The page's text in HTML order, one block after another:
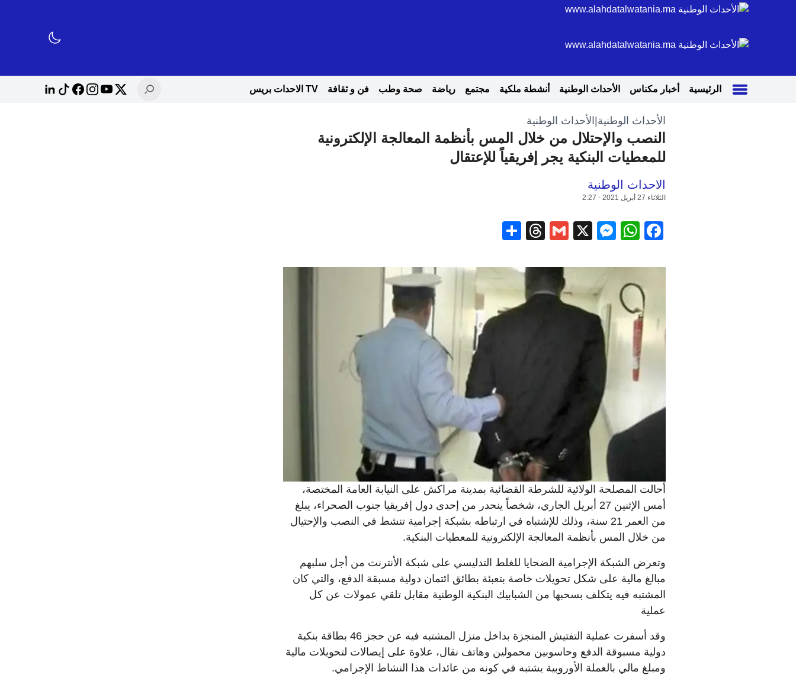
الرئيسية أخبار مكناس الأحداث الوطنية أنشطة ملكية مجتمع رياضة صحة وطب فن و ثقافة TV الاحدات بريس
الأحداث الوطنية الأحداث الوطنية
النصب والإحتلال من خلال المس بأنظمة المعالجة الإلكترونية
للمعطيات البنكية يجر إفريقياً للإعتقال
الاحداث الوطنية
الثلاثاء 27 أبريل 2021 - 2:27
Facebook
WhatsApp
Messenger
X
Gmail
Threads
أحالت المصلحة الولائية للشرطة القضائية بمدينة مراكش على النيابة العامة المختصة،
أمس الإثنين 27 أبريل الجاري، شخصاً ينحدر من إحدى دول إفريقيا جنوب الصحراء، يبلغ
من العمر 21 سنة، وذلك للإشتباه في ارتباطه بشبكة إجرامية تنشط في النصب والإحتيال
من خلال المس بأنظمة المعالجة الإلكترونية للمعطيات البنكية.
وتعرض الشبكة الإجرامية الضحايا للغلط التدليسي على شبكة الأنترنت من أجل سلبهم
مبالغ مالية على شكل تحويلات خاصة بتعبئة بطائق ائتمان دولية مسبقة الدفع، والتي كان
المشتبه فيه يتكلف بسحبها من الشبابيك البنكية الوطنية مقابل تلقي عمولات عن كل
عملية
وقد أسفرت عملية التفتيش المنجزة بداخل منزل المشتبه فيه عن حجز 46 بطاقة بنكية
دولية مسبوقة الدفع وحاسوبين محمولين وهاتف نقال، علاوة على إيصالات لتحويلات مالية
ومبلغ مالي بالعملة الأوروبية يشتبه في كونه من عائدات هذا النشاط الإجرامي.